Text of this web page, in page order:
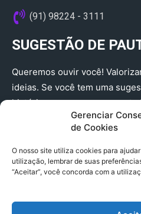
Gerenciar
de Cookies
O nosso site utiliza cookies para
utilização, lembrar de suas
“Aceitar”, você concorda com a
(91) 98224 - 3111
SUGESTÃO DE
Queremos ouvir você!
ideias. Se você tem uma
história que merece ser
(91) 98224 - 3111